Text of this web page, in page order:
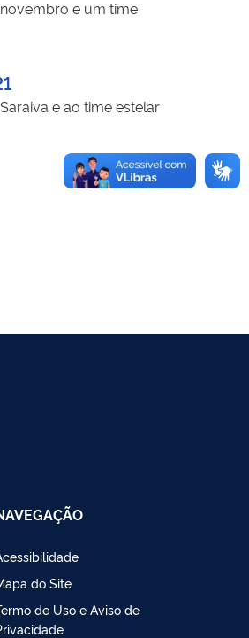
e um time
e ao time estelar
do Site
de Uso e Aviso de